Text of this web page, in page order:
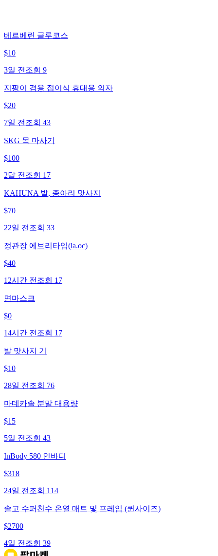
베르베린 글루코스
$10
3일 전 조회 9
지팡이 겸용 접이식 휴대용 의자
$20
7일 전 조회 43
SKG 목 마사기
$100
2달 전 조회 17
KAHUNA 발, 종아리 맛사지
$70
22일 전 조회 33
정관장 에브리타임(la.oc)
$40
12시간 전 조회 17
면마스크
$0
14시간 전 조회 17
발 맛사지 기
$10
28일 전 조회 76
마데카솔 분말 대용량
$15
5일 전 조회 43
InBody 580 인바디
$318
24일 전 조회 114
솔고 수퍼천수 온열 매트 및 프레임 (퀸사이즈)
$2700
4일 전 조회 39